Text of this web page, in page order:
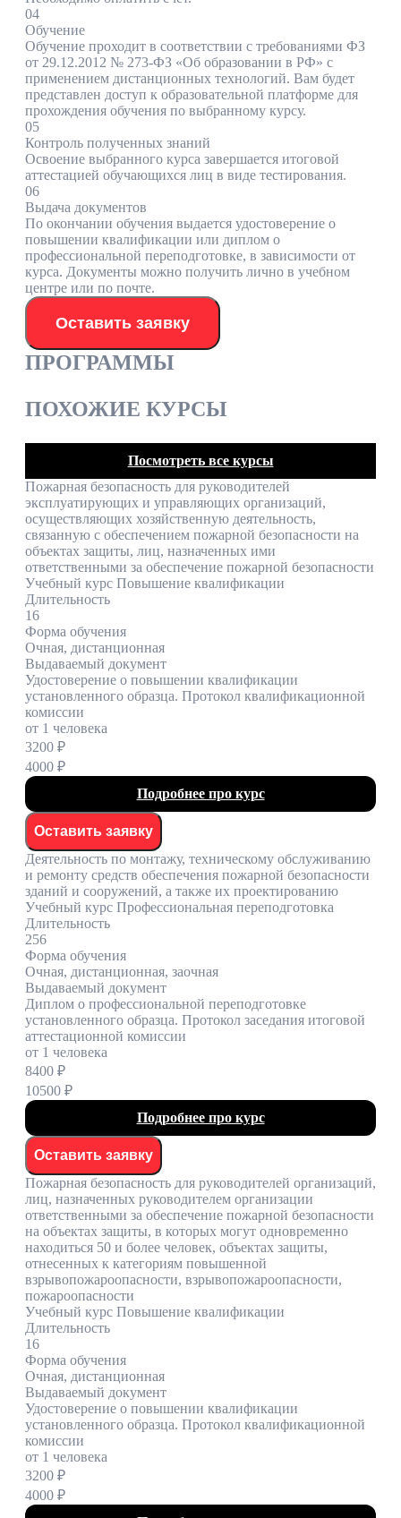
04
Обучение
Обучение проходит в соответствии с требованиями ФЗ
от 29.12.2012 № 273-ФЗ «Об образовании в РФ» с
применением дистанционных технологий. Вам будет
представлен доступ к образовательной платформе для
прохождения обучения по выбранному курсу.
05
Контроль полученных знаний
Освоение выбранного курса завершается итоговой
аттестацией обучающихся лиц в виде тестирования.
06
Выдача документов
По окончании обучения выдается удостоверение о
повышении квалификации или диплом о
профессиональной переподготовке, в зависимости от
курса. Документы можно получить лично в учебном
центре или по почте.
Оставить заявку
ПРОГРАММЫ
ПОХОЖИЕ КУРСЫ
Посмотреть все курсы
Пожарная безопасность для руководителей
эксплуатирующих и управляющих организаций,
осуществляющих хозяйственную деятельность,
связанную с обеспечением пожарной безопасности на
объектах защиты, лиц, назначенных ими
ответственными за обеспечение пожарной безопасности
Учебный курс Повышение квалификации
Длительность
16
Форма обучения
Очная, дистанционная
Выдаваемый документ
Удостоверение о повышении квалификации
установленного образца. Протокол квалификационной
комиссии
от 1 человека
3200 ₽
4000 ₽
Подробнее про курс
Оставить заявку
Деятельность по монтажу, техническому обслуживанию
и ремонту средств обеспечения пожарной безопасности
зданий и сооружений, а также их проектированию
Учебный курс Профессиональная переподготовка
Длительность
256
Форма обучения
Очная, дистанционная, заочная
Выдаваемый документ
Диплом о профессиональной переподготовке
установленного образца. Протокол заседания итоговой
аттестационной комиссии
от 1 человека
8400 ₽
10500 ₽
Подробнее про курс
Оставить заявку
Пожарная безопасность для руководителей организаций,
лиц, назначенных руководителем организации
ответственными за обеспечение пожарной безопасности
на объектах защиты, в которых могут одновременно
находиться 50 и более человек, объектах защиты,
отнесенных к категориям повышенной
взрывопожароопасности, взрывопожароопасности,
пожароопасности
Учебный курс Повышение квалификации
Длительность
16
Форма обучения
Очная, дистанционная
Выдаваемый документ
Удостоверение о повышении квалификации
установленного образца. Протокол квалификационной
комиссии
от 1 человека
3200 ₽
4000 ₽